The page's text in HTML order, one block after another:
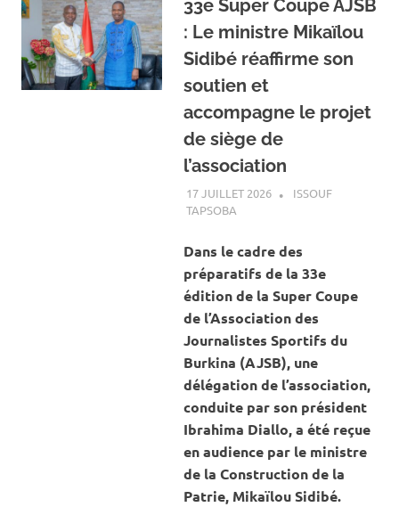
33e Super Coupe AJSB
: Le ministre Mikaïlou
Sidibé réaffirme son
soutien et
accompagne le projet
de siège de
l’association
17 JUILLET 2026
ISSOUF
TAPSOBAA LA UNE
Dans le cadre des
préparatifs de la 33e
édition de la Super Coupe
de l’Association des
Journalistes Sportifs du
Burkina (AJSB), une
délégation de l’association,
conduite par son président
Ibrahima Diallo, a été reçue
en audience par le ministre
de la Construction de la
Patrie, Mikaïlou Sidibé.